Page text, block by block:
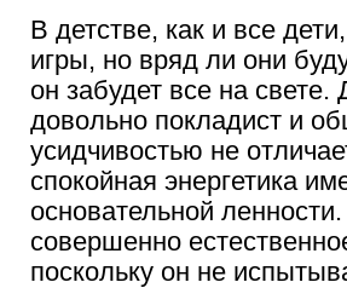
В детстве, как и все
игры, но вряд ли они
он забудет все на
довольно покладист и
усидчивостью не
спокойная энергетика
основательной
совершенно
поскольку он не